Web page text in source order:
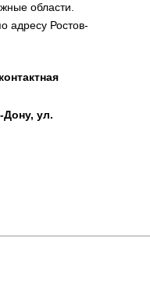
области.
адресу Ростов-
Дону, ул.